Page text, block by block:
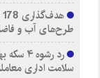
طرح‌های آب و
رد
سلامت اداری